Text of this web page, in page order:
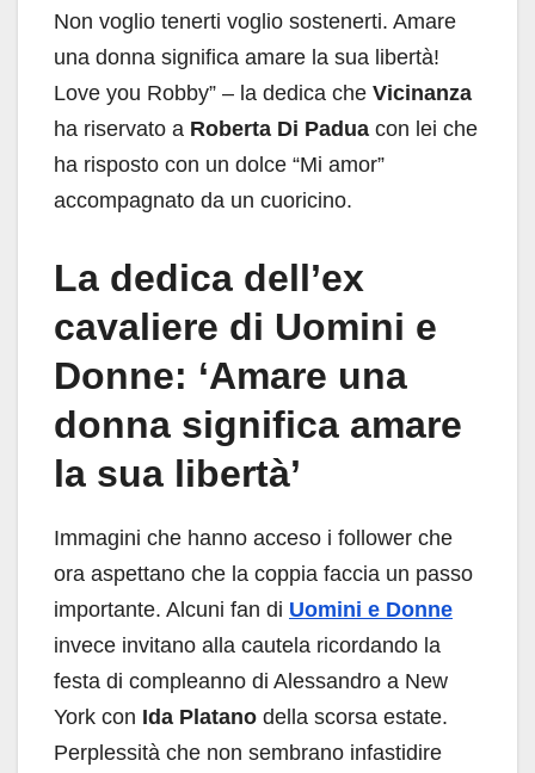
Non voglio tenerti voglio sostenerti. Amare
una donna significa amare la sua libertà!
Love you Robby” – la dedica che Vicinanza
ha riservato a Roberta Di Padua con lei che
ha risposto con un dolce “Mi amor”
accompagnato da un cuoricino.
La dedica dell’ex
cavaliere di Uomini e
Donne: ‘Amare una
donna significa amare
la sua libertà’
Immagini che hanno acceso i follower che
ora aspettano che la coppia faccia un passo
importante. Alcuni fan di Uomini e Donne
invece invitano alla cautela ricordando la
festa di compleanno di Alessandro a New
York con Ida Platano della scorsa estate.
Perplessità che non sembrano infastidire